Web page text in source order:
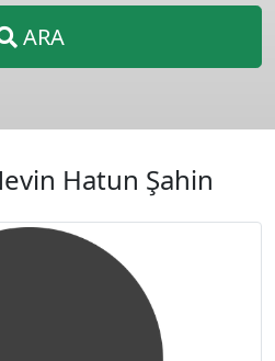
ARA
Hatun Şahin